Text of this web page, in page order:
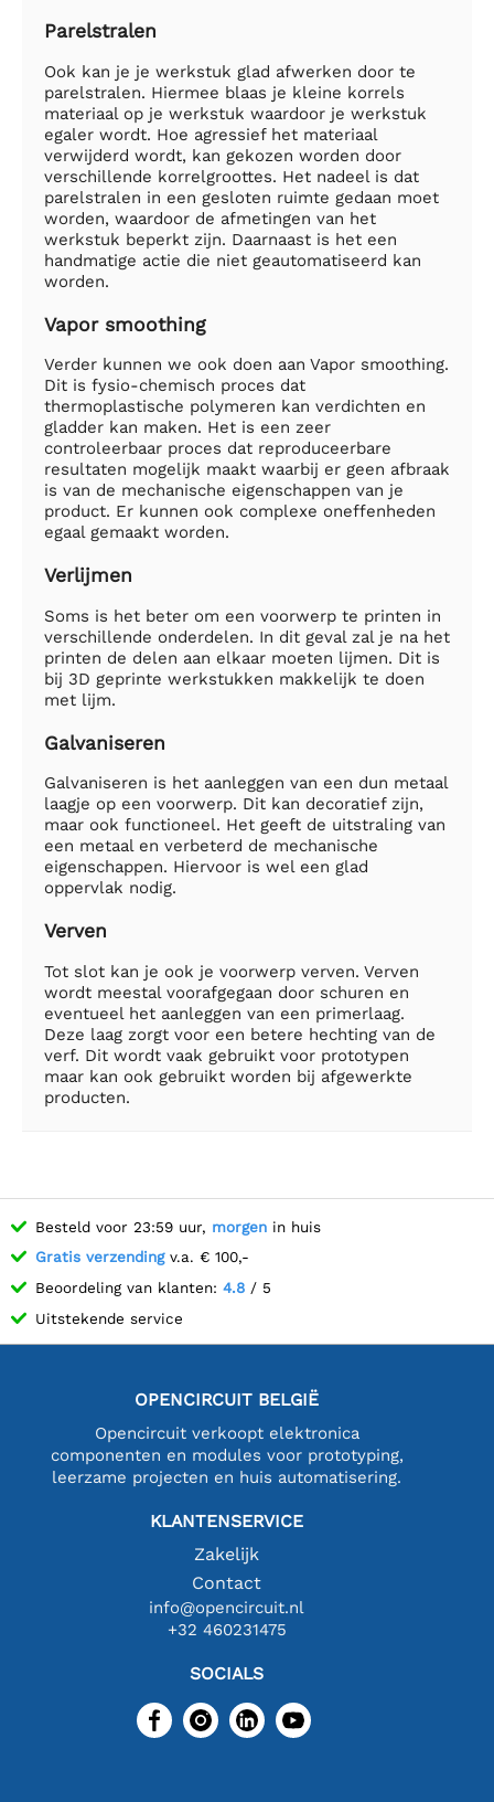
Parelstralen
Ook kan je je werkstuk glad afwerken door te
parelstralen. Hiermee blaas je kleine korrels
materiaal op je werkstuk waardoor je werkstuk
egaler wordt. Hoe agressief het materiaal
verwijderd wordt, kan gekozen worden door
verschillende korrelgroottes. Het nadeel is dat
parelstralen in een gesloten ruimte gedaan moet
worden, waardoor de afmetingen van het
werkstuk beperkt zijn. Daarnaast is het een
handmatige actie die niet geautomatiseerd kan
worden.
Vapor smoothing
Verder kunnen we ook doen aan Vapor smoothing.
Dit is fysio-chemisch proces dat
thermoplastische polymeren kan verdichten en
gladder kan maken. Het is een zeer
controleerbaar proces dat reproduceerbare
resultaten mogelijk maakt waarbij er geen afbraak
is van de mechanische eigenschappen van je
product. Er kunnen ook complexe oneffenheden
egaal gemaakt worden.
Verlijmen
Soms is het beter om een voorwerp te printen in
verschillende onderdelen. In dit geval zal je na het
printen de delen aan elkaar moeten lijmen. Dit is
bij 3D geprinte werkstukken makkelijk te doen
met lijm.
Galvaniseren
Galvaniseren is het aanleggen van een dun metaal
laagje op een voorwerp. Dit kan decoratief zijn,
maar ook functioneel. Het geeft de uitstraling van
een metaal en verbeterd de mechanische
eigenschappen. Hiervoor is wel een glad
oppervlak nodig.
Verven
Tot slot kan je ook je voorwerp verven. Verven
wordt meestal voorafgegaan door schuren en
eventueel het aanleggen van een primerlaag.
Deze laag zorgt voor een betere hechting van de
verf. Dit wordt vaak gebruikt voor prototypen
maar kan ook gebruikt worden bij afgewerkte
producten.
Besteld voor 23:59 uur, morgen in huis
Gratis verzendingv.a. € 100,-
Beoordeling van klanten: 4.8 / 5
Uitstekende service
OPENCIRCUIT BELGIË
Opencircuit verkoopt elektronica
componenten en modules voor prototyping,
leerzame projecten en huis automatisering.
KLANTENSERVICE
Zakelijk
Contact
info@opencircuit.nl
+32 460231475
SOCIALS